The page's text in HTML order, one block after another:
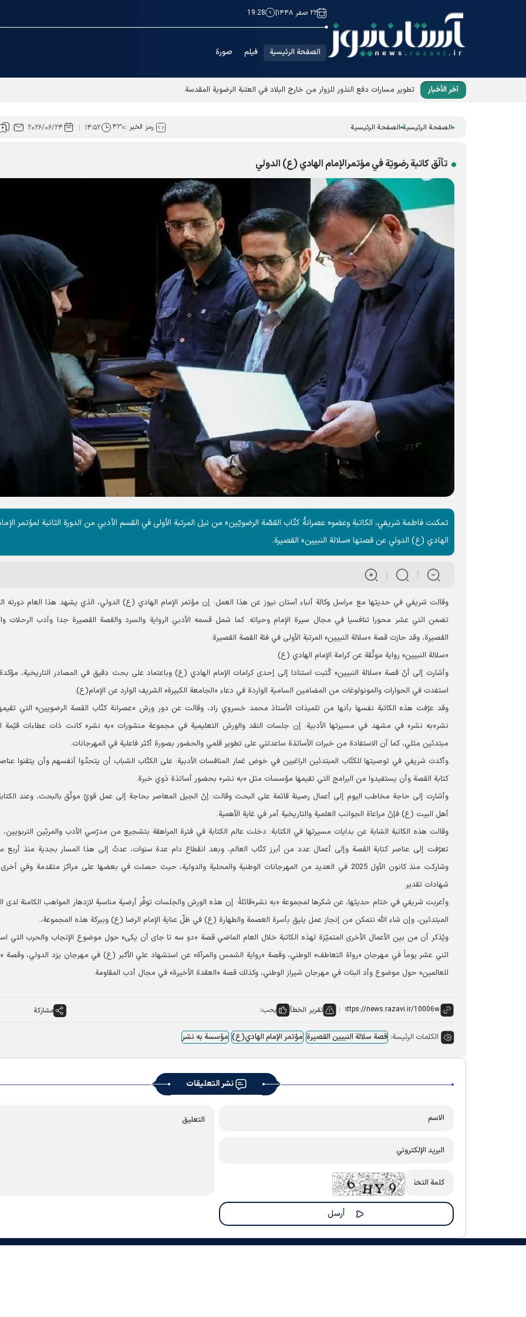
۲۲ صفر ۱۴۴۸ |
19:28
الصفحة الرئيسية فیلم صورة
آخر الأخبار تطوير مسارات دفع النذور للزوار من خارج البلاد في العتبة الرضوية المقدسة
الصفحة الرئيسية الصفحة الرئيسية رمز الخبر :۴۳۰ ۱۴:۵۲ ۲۰۲۶/۰۶/۲۴
تألّق كاتبة رضويّة في مؤتمرالإمام الهادي (ع) الدولي
تمکنت فاطمة شريفي، الكاتبة وعضو« عصرانةُ كتّاب القصّة الرضويّين» من نيل المرتبة الأولى في القسم الأدبي من الدورة الثانية لمؤتمر
الهادي (ع) الدولي عن قصتها «سلالة النبيين» القصيرة.
وقالت شريفي في حديثها مع مراسل وکالة أنباء آستان نيوز عن هذا العمل: إن مؤتمر الإمام الهادي (ع) الدولي، الذي يشهد هذا العام دورته
تضمن اثني عشر محورا تنافسيا في مجال سيرة الإمام وحياته. كما شمل قسمه الأدبي الرواية والسرد والقصة القصيرة جدا وأدب الرحلات
القصيرة، وقد حازت قصة «سلالة النبيين» المرتبة الأولى في فئة القصة القصيرة.
«سلالة النبيين» رواية موثَّقة عن كرامة الإمام الهادي (ع)
وأشارت إلى أنّ قصة «سلالة النبيين» كُتبت استنادا إلى إحدى كرامات الإمام الهادي (ع) وباعتماد على بحث دقيق في المصادر التاريخية،
استفدت في الحوارات والمونولوغات من المضامين السامية الواردة في دعاء «الجامعة الكبيرة» الشريف الوارد عن الإمام(ع).
وقد عرّفت هذه الكاتبة نفسها بأنها من تلميذات الأستاذ محمد خسروي ‌راد، وقالت عن دور ورش «عصرانة كتّاب القصة الرضويين» التي
نشر«به‌ نشر» في مشهد في مسيرتها الأدبية: إن جلسات النقد والورش التعليمية في مجموعة منشورات «به ‌نشر» كانت ذات عطاءات قيّمة
مبتدئين مثلي، كما أن الاستفادة من خبرات الأساتذة ساعدتني على تطوير قلمي والحضور بصورة أكثر فاعلية في المهرجانات.
وأكدت شريفي في توصيتها للكتّاب المبتدئين الراغبين في خوض غمار المنافسات الأدبية: على الكتّاب الشباب أن يتحدّوا أنفسهم وأن يتقنوا
كتابة القصة وأن يستفيدوا من البرامج التي تقيمها مؤسسات مثل «به‌ نشر» بحضور أساتذة ذوي خبرة.
وأشارت إلى حاجة مخاطب اليوم إلى أعمال رصينة قائمة على البحث وقالت: إنّ الجيل المعاصر بحاجة إلى عمل قويّ موثّق بالبحث، وعند
أهل البيت (ع) فإنّ مراعاة الجوانب العلمية والتاريخية أمر في غاية الأهمية.
وقالت هذه الكاتبة الشابة عن بدايات مسيرتها في الكتابة: دخلت عالم الكتابة في فترة المراهقة بتشجيع من مدرّسي الأدب والمربّين
تعرّفت إلى عناصر كتابة القصة وإلى أعمال عدد من أبرز كتّاب العالم، وبعد انقطاع دام عدة سنوات، عدتُ إلى هذا المسار بجدية منذ أربع
وشاركت منذ كانون الأول 2025 في العديد من المهرجانات الوطنية والمحلية والدولية، حيث حصلت في بعضها على مراكز متقدمة وفي
شهادات تقدير.
وأعربت شريفي في ختام حديثها، عن شكرها لمجموعة «به ‌نشر»قائلةً: إن هذه الورش والجلسات توفّر أرضية مناسبة لازدهار المواهب الكامنة لدى
المبتدئين، وإن شاء الله نتمكن من إنجاز عمل يليق بأسرة العصمة والطهارة (ع) في ظلّ عناية الإمام الرضا (ع) وببركة هذه المجموعة،.
ويُذكر أن من بين الأعمال الأخرى المتميّزة لهذه الكاتبة خلال العام الماضي قصة «دو سه تا جای آن‌ یکی» حول موضوع الإنجاب والحرب التي
اثني عشر يوماً في مهرجان «رواة التعاطف» الوطني، وقصة «رواية الشمس والمرآة» عن استشهاد علي الأكبر (ع) في مهرجان یزد الدولي، وقصة
للعالمين» حول موضوع وأد البنات في مهرجان شیراز الوطني، وكذلك قصة «العقدة الأخيرة» في مجال أدب المقاومة.
تقرير الخطأ يحب: مشاركة
الكلمات الرئيسة: قصة سلالة النبیین القصیرة مؤتمر الإمام الهادي(ع) مؤسسة به نشر
نشر التعليقات